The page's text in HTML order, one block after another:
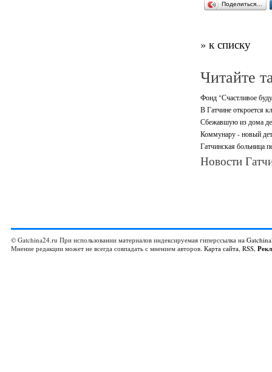
Поделиться…
» к списку
Читайте
Фонд "Счастливое
В Гатчине откроется
Сбежавшую из дома
Коммунару - новый
Гатчинская больница
Новости
© Gatchina24.ru При использовании материалов индексируемая гиперссылка на
Мнение редакции может не всегда совпадать с мнением авторов. Карта сайта, RSS,